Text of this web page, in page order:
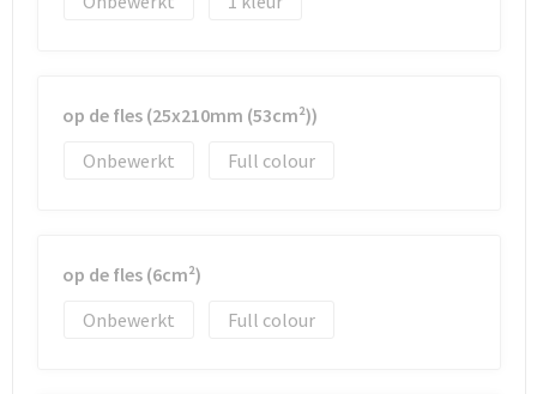
op de fles (25x210mm (53cm²))
Onbewerkt
Full colour
op de fles (6cm²)
Onbewerkt
Full colour